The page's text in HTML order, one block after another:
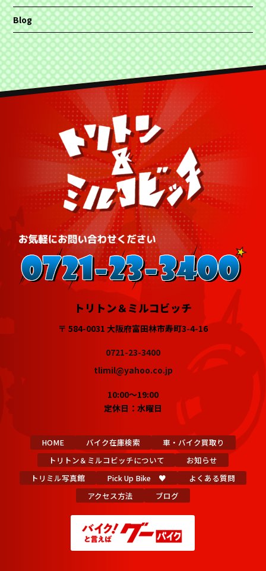
Blog
トリトン＆ミルコビッチ
〒 584-0031 大阪府富田林市寿町3-4-16
0721-23-3400
tlimil@yahoo.co.jp
10:00～19:00
定休日：水曜日
HOME バイク在庫検索
車・バイク買取り
トリトン＆ミルコビッチについて
お知らせ
トリミル写真館
Pick Up Bike ♥
よくある質問
アクセス方法
ブログ